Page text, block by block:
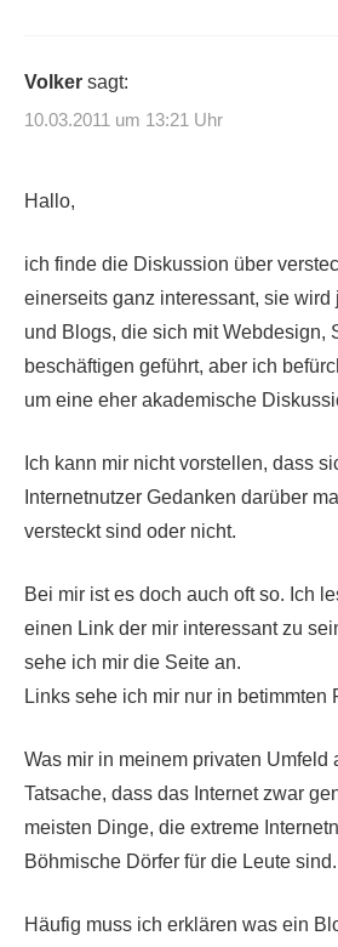
Volker sagt:
10.03.2011 um 13:21 Uhr
Hallo,
ich finde die Diskussion über
einerseits ganz interessant, sie wird
und Blogs, die sich mit Webdesign,
beschäftigen geführt, aber ich
um eine eher akademische
Ich kann mir nicht vorstellen, dass
Internetnutzer Gedanken darüber
versteckt sind oder nicht.
Bei mir ist es doch auch oft so. Ich
einen Link der mir interessant zu
sehe ich mir die Seite an.
Links sehe ich mir nur in betimmten
Was mir in meinem privaten Umfeld
Tatsache, dass das Internet zwar
meisten Dinge, die extreme
Böhmische Dörfer für die Leute sind.
Häufig muss ich erklären was ein